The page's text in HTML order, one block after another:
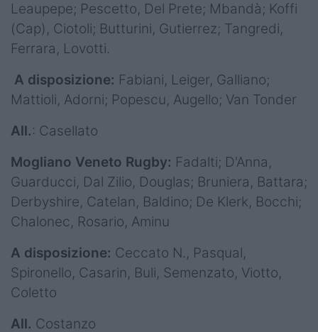
Leaupepe; Pescetto, Del Prete; Mbandà; Koffi
(Cap), Ciotoli; Butturini, Gutierrez; Tangredi,
Ferrara, Lovotti.
A disposizione: Fabiani, Leiger, Galliano;
Mattioli, Adorni; Popescu, Augello; Van Tonder
All.: Casellato
Mogliano Veneto Rugby: Fadalti; D'Anna,
Guarducci, Dal Zilio, Douglas; Bruniera, Battara;
Derbyshire, Catelan, Baldino; De Klerk, Bocchi;
Chalonec, Rosario, Aminu
A disposizione: Ceccato N., Pasqual,
Spironello, Casarin, Buli, Semenzato, Viotto,
Coletto
All. Costanzo